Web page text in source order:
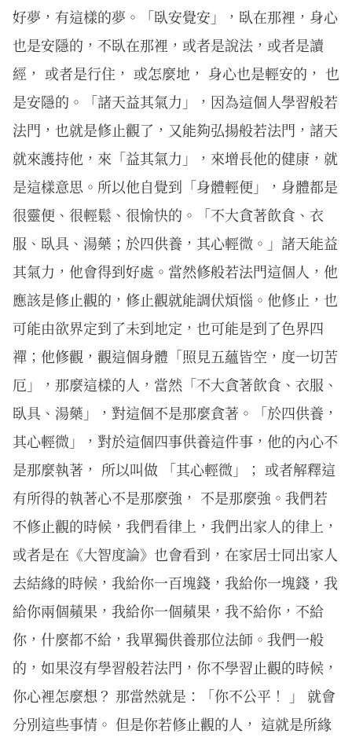
好夢，有這樣的夢。「臥安覺安」，臥在那裡，身心
也是安隱的，不臥在那裡，或者是說法，或者是讀
經， 或者是行住， 或怎麼地， 身心也是輕安的， 也
是安隱的。「諸天益其氣力」，因為這個人學習般若
法門，也就是修止觀了，又能夠弘揚般若法門，諸天
就來護持他，來「益其氣力」，來增長他的健康，就
是這樣意思。所以他自覺到「身體輕便」，身體都是
很靈便、很輕鬆、很愉快的。「不大貪著飲食、衣
服、臥具、湯藥；於四供養，其心輕微。」諸天能益
其氣力，他會得到好處。當然修般若法門這個人，他
應該是修止觀的，修止觀就能調伏煩惱。他修止，也
可能由欲界定到了未到地定，也可能是到了色界四
禪；他修觀，觀這個身體「照見五蘊皆空，度一切苦
厄」，那麼這樣的人，當然「不大貪著飲食、衣服、
臥具、湯藥」，對這個不是那麼貪著。「於四供養，
其心輕微」，對於這個四事供養這件事，他的內心不
是那麼執著， 所以叫做 「其心輕微」； 或者解釋這
有所得的執著心不是那麼強， 不是那麼強。我們若
不修止觀的時候，我們看律上，我們出家人的律上，
或者是在《大智度論》也會看到，在家居士同出家人
去結緣的時候，我給你一百塊錢，我給你一塊錢，我
給你兩個蘋果，我給你一個蘋果，我不給你，不給
你，什麼都不給，我單獨供養那位法師。我們一般
的，如果沒有學習般若法門，你不學習止觀的時候，
你心裡怎麼想？ 那當然就是：「你不公平！ 」 就會
分別這些事情。 但是你若修止觀的人， 這就是所緣